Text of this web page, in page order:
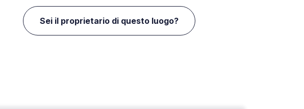
Sei il proprietario di questo luogo?